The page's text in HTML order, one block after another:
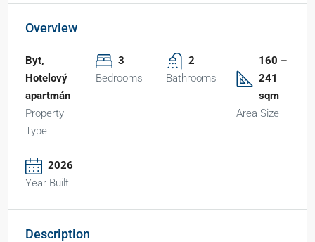
Overview
Byt,
Hotelový
apartmán
Property
Type
3
Bedrooms
2
Bathrooms
160 –
241
sqm
Area Size
2026
Year Built
Description